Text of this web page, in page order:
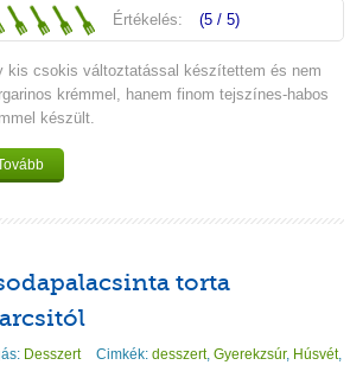
Értékelés: (5 / 5)
kis csokis változtatással készítettem és nem
krémmel, hanem finom tejszínes-habos
készült.
torta
Desszert Cimkék: desszert, Gyerekzsúr, Húsvét,